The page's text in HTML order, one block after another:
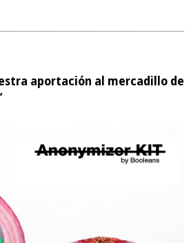
aportación al mercadillo de